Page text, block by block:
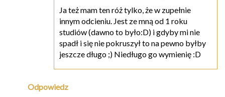
Ja też mam ten róż tylko, że w zupełnie
innym odcieniu. Jest ze mną od 1 roku
studiów (dawno to było:D) i gdyby mi nie
spadł i się nie pokruszył to na pewno byłby
jeszcze długo ;) Niedługo go wymienię :D
Odpowiedz